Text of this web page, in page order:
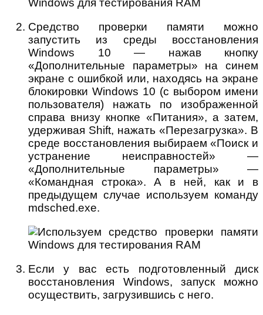
Средство проверки памяти можно
запустить из среды восстановления
Windows 10 — нажав кнопку
«Дополнительные параметры» на синем
экране с ошибкой или, находясь на экране
блокировки Windows 10 (с выбором имени
пользователя) нажать по изображенной
справа внизу кнопке «Питания», а затем,
удерживая Shift, нажать «Перезагрузка». В
среде восстановления выбираем «Поиск и
устранение неисправностей» —
«Дополнительные параметры» —
«Командная строка». А в ней, как и в
предыдущем случае используем команду
mdsched.exe.
Если у вас есть подготовленный диск
восстановления Windows, запуск можно
осуществить, загрузившись с него.